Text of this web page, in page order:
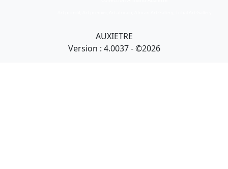
AUXIETRE
Version : 4.0037 - ©2026